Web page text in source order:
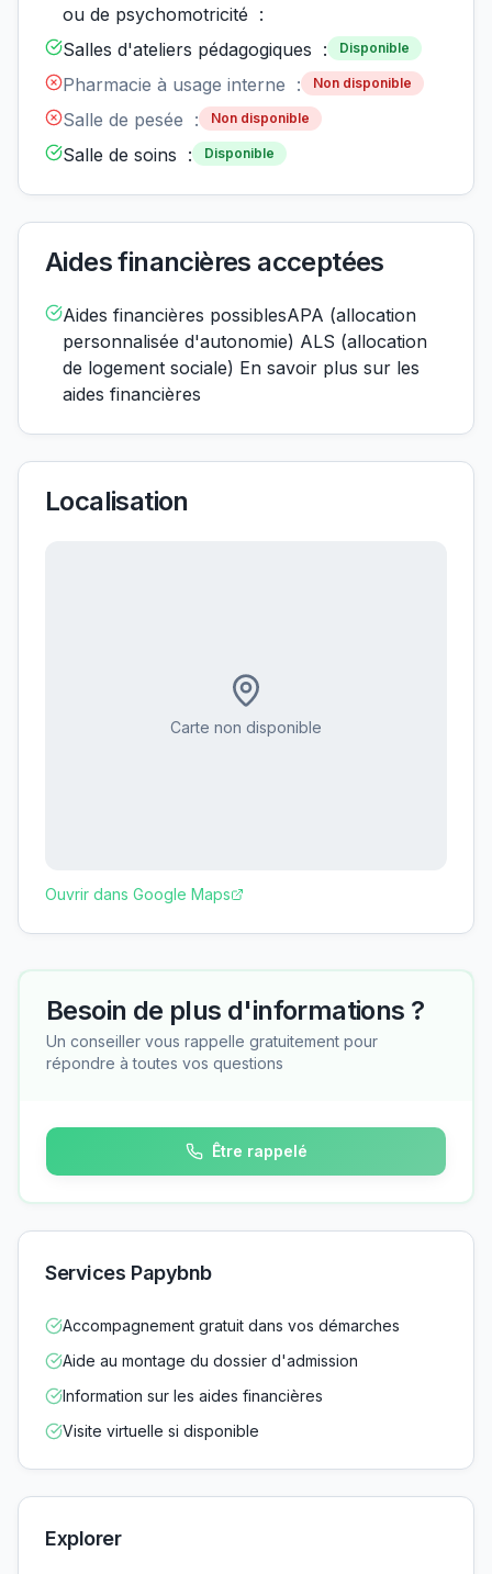
ou de psychomotricité :
Salles d'ateliers pédagogiques : Disponible
Pharmacie à usage interne : Non disponible
Salle de pesée : Non disponible
Salle de soins : Disponible
Aides financières acceptées
Aides financières possiblesAPA (allocation
personnalisée d'autonomie) ALS (allocation
de logement sociale) En savoir plus sur les
aides financières
Localisation
Carte non disponible
Ouvrir dans Google Maps
Besoin de plus d'informations ?
Un conseiller vous rappelle gratuitement pour
répondre à toutes vos questions
Être rappelé
Services Papybnb
Accompagnement gratuit dans vos démarches
Aide au montage du dossier d'admission
Information sur les aides financières
Visite virtuelle si disponible
Explorer